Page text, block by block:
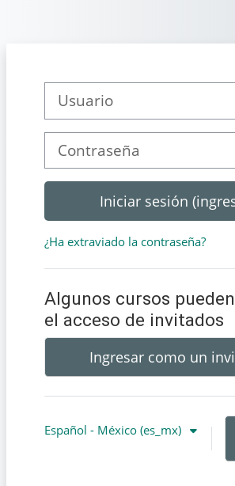
Iniciar sesión
¿Ha extraviado la contraseña?
Algunos cursos
el acceso de invitados
Ingresar como un
Español - México ‎(es_mx)‎